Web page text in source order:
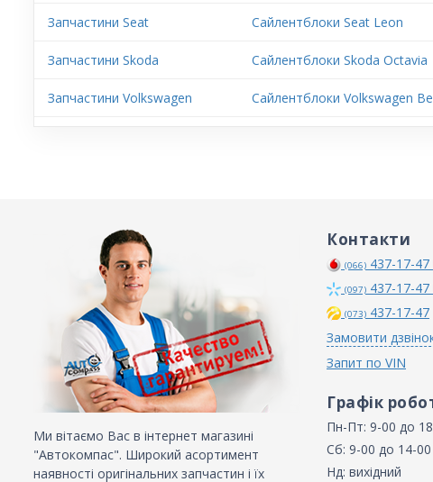
Запчастини Seat Сайлентблоки Seat Leon
Запчастини Skoda Сайлентблоки Skoda Octavia
Запчастини Volkswagen Сайлентблоки Volkswagen
Ми вітаємо Вас в інтернет магазині
"Автокомпас". Широкий асортимент
наявності оригінальних запчастин і їх
Контакти
(066) 437-17-47
(097) 437-17-47
(073) 437-17-47
Замовити
Запит по VIN
Графік
Пн-Пт: 9-00 до
Сб: 9-00 до 14-00
Нд: вихідний